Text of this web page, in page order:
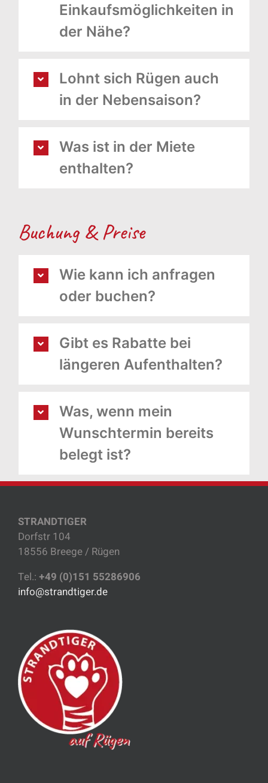
Einkaufsmöglichkeiten in
der Nähe?
Lohnt sich Rügen auch
in der Nebensaison?
Was ist in der Miete
enthalten?
Buchung & Preise
Wie kann ich anfragen
oder buchen?
Gibt es Rabatte bei
längeren Aufenthalten?
Was, wenn mein
Wunschtermin bereits
belegt ist?
STRANDTIGER
Dorfstr 104
18556 Breege / Rügen
Tel.: +49 (0)151 55286906
info@strandtiger.de